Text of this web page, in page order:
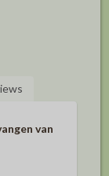
van